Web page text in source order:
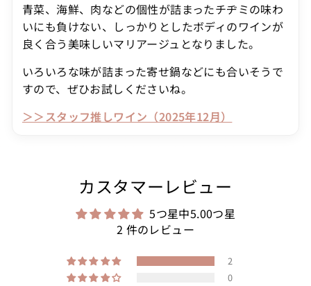
青菜、海鮮、肉などの個性が詰まったチヂミの味わ
いにも負けない、しっかりとしたボディのワインが
良く合う美味しいマリアージュとなりました。
いろいろな味が詰まった寄せ鍋などにも合いそうで
すので、ぜひお試しくださいね。
＞＞スタッフ推しワイン（2025年12月）
カスタマーレビュー
5つ星中5.00つ星
2 件のレビュー
2
0